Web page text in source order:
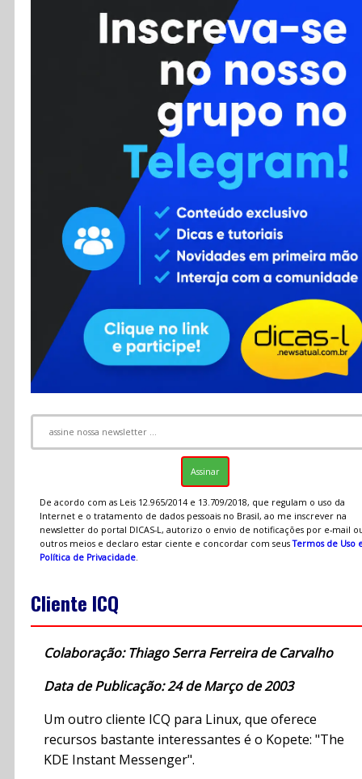
Cursos
Enviar Dica
Contato
RSS
De acordo com as Leis 12.965/2014 e 13.709/2018, que regulam o uso da
Internet e o tratamento de dados pessoais no Brasil, ao me inscrever na
newsletter do portal DICAS-L, autorizo o envio de notificações por e-mail
outros meios e declaro estar ciente e concordar com seusTermos de Uso
Política de Privacidade.
Cliente ICQ
Colaboração: Thiago Serra Ferreira de Carvalho
Data de Publicação: 24 de Março de 2003
Um outro cliente ICQ para Linux, que oferece
recursos bastante interessantes é o Kopete: "The
KDE Instant Messenger".